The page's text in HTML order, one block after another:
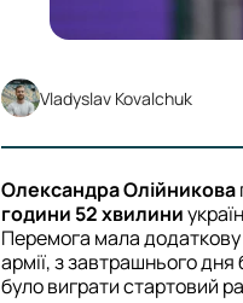
Vladyslav Kovalchuk
Олександра Олійникова
години 52 хвилини
Перемога мала додаткову
армії, з завтрашнього дня
було виграти стартовий